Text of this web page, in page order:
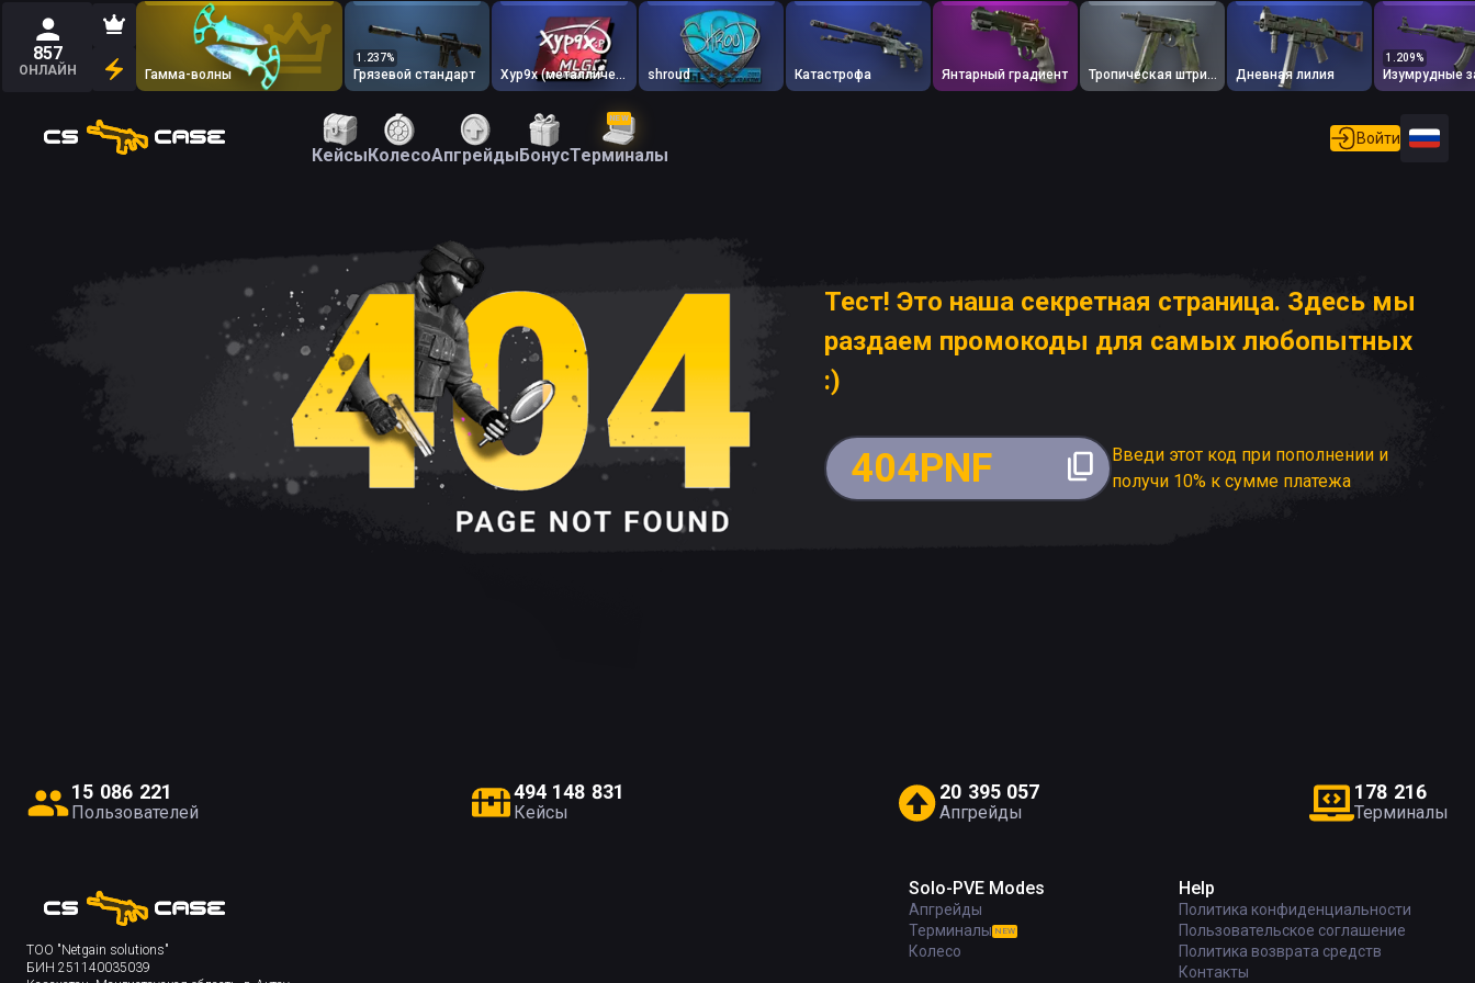
857
ОНЛАЙН Гамма-волны
1.237%
Грязевой стандарт Xyp9x (металлическая) shroud Катастрофа Янтарный градиент Тропическая штриховка Дневная лилия
1.209%
КейсыКолесоАпгрейдыБонус
NEW
Терминалы
Войти
Тест! Это наша секретная страница. Здесь мы
раздаем промокоды для самых любопытных
:)
404PNF
Введи этот код при пополнении и
получи 10% к сумме платежа
15 086 221
Пользователей
494 148 831
Кейсы
20 395 057
Апгрейды
178 216
Терминалы
ТОО "Netgain solutions"
БИН 251140035039
Solo-PVE Modes
Апгрейды
Терминалы NEW
Колесо
Help
Политика конфиденциальности
Пользовательское соглашение
Политика возврата средств
Контакты